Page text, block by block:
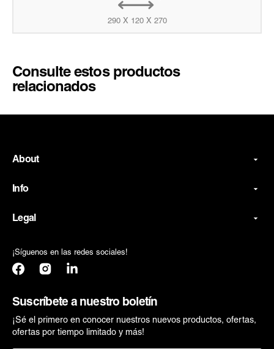
290 X 120 X 270
Consulte estos productos
relacionados
About
Info
Legal
¡Síguenos en las redes sociales!
FacebookInstagramTranslation
Suscríbete a nuestro boletín
¡Sé el primero en conocer nuestros nuevos productos, ofertas,
ofertas por tiempo limitado y más!